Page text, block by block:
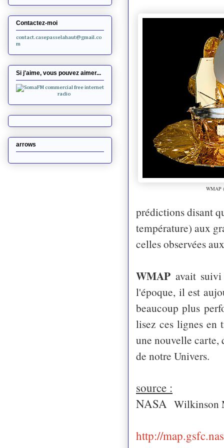
WMAP
prédictions disant
température) aux
celles observées
WMAP avait suivi
l'époque, il est
beaucoup plus
lisez ces lignes en
une nouvelle carte,
de notre Univers.
source :
NASA Wilkinson
http://
Contactez-moi
contact.casepasselahaut@gmail.co
m
Si j'aime, vous pouvez aimer...
arrows